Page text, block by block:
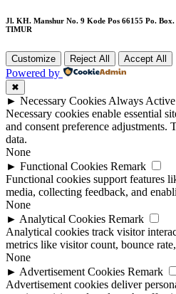
Jl. KH. Manshur No. 9 Kode Pos 66155 Po.
TIMUR
Customize Reject All Accept All
Powered by
✖
► Necessary Cookies Always Active
Necessary cookies enable essential
and consent preference adjustments.
data.
None
► Functional Cookies Remark
Functional cookies support features
media, collecting feedback, and
None
► Analytical Cookies Remark
Analytical cookies track visitor
metrics like visitor count, bounce
None
► Advertisement Cookies Remark
Advertisement cookies deliver